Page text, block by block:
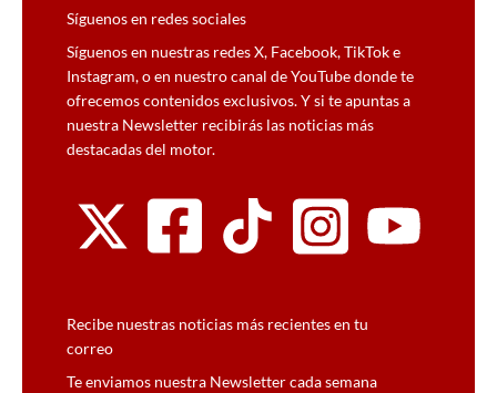
Síguenos en redes sociales
Síguenos en nuestras redes X, Facebook, TikTok e
Instagram, o en nuestro canal de YouTube donde te
ofrecemos contenidos exclusivos. Y si te apuntas a
nuestra Newsletter recibirás las noticias más
destacadas del motor.
Recibe nuestras noticias más recientes en tu
correo
Te enviamos nuestra Newsletter cada semana